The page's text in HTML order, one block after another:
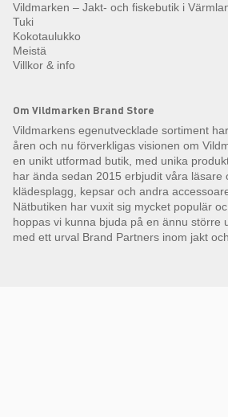
Vildmarken – Jakt- och fiskebutik i
Tuki
Kokotaulukko
Meistä
Villkor & info
Om Vildmarken Brand Store
Vildmarkens egenutvecklade sortiment
åren och nu förverkligas visionen om
en unikt utformad butik, med unika
har ända sedan 2015 erbjudit våra läsare
klädesplagg, kepsar och andra
Nätbutiken har vuxit sig mycket populär
hoppas vi kunna bjuda på en ännu större
med ett urval Brand Partners inom jakt